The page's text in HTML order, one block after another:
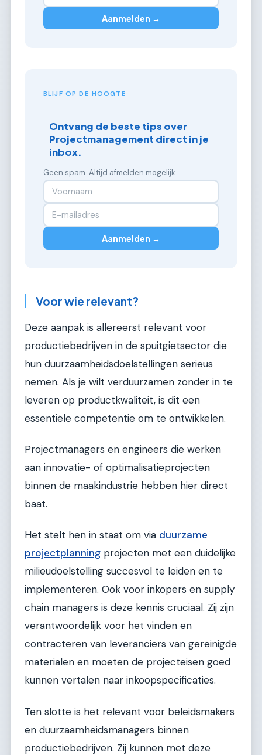
Aanmelden →
BLIJF OP DE HOOGTE
Ontvang de beste tips over
Projectmanagement direct in je
inbox.
Geen spam. Altijd afmelden mogelijk.
Aanmelden →
Voor wie relevant?
Deze aanpak is allereerst relevant voor
productiebedrijven in de spuitgietsector die
hun duurzaamheidsdoelstellingen serieus
nemen. Als je wilt verduurzamen zonder in te
leveren op productkwaliteit, is dit een
essentiële competentie om te ontwikkelen.
Projectmanagers en engineers die werken
aan innovatie- of optimalisatieprojecten
binnen de maakindustrie hebben hier direct
baat.
Het stelt hen in staat om via duurzame
projectplanning projecten met een duidelijke
milieudoelstelling succesvol te leiden en te
implementeren. Ook voor inkopers en supply
chain managers is deze kennis cruciaal. Zij zijn
verantwoordelijk voor het vinden en
contracteren van leveranciers van gereinigde
materialen en moeten de projecteisen goed
kunnen vertalen naar inkoopspecificaties.
Ten slotte is het relevant voor beleidsmakers
en duurzaamheidsmanagers binnen
productiebedrijven. Zij kunnen met deze